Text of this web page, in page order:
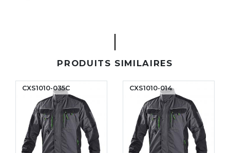
PRODUITS SIMILAIRES
CXS1010-035C CXS1010-014